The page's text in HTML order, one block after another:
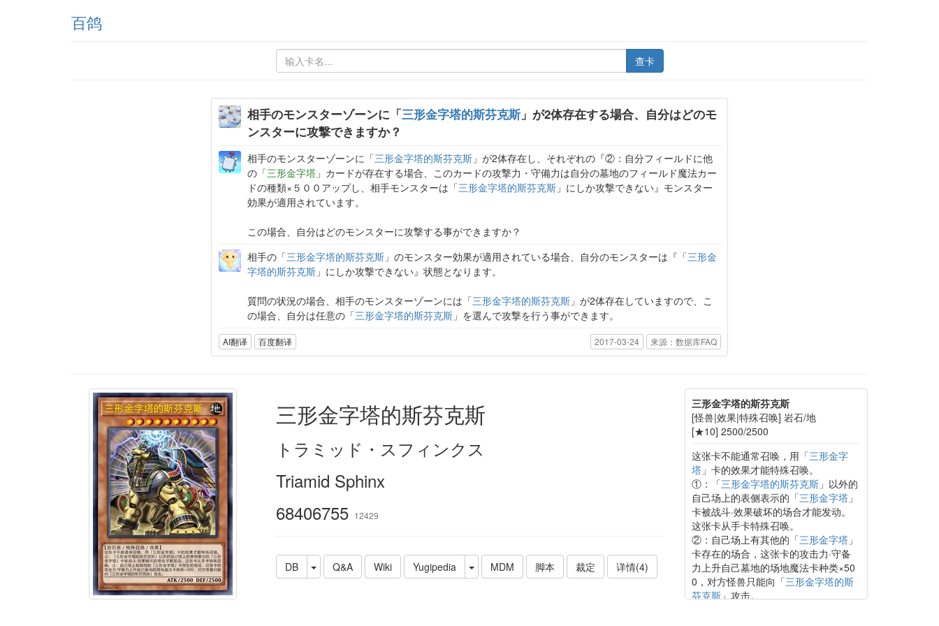
百鸽
查卡
相手のモンスターゾーンに「三形金字塔的斯芬克斯」が2体存在する場合、自分はどのモ
ンスターに攻撃できますか？
相手のモンスターゾーンに「三形金字塔的斯芬克斯 」が2体存在し、それぞれの『②：自分フィールドに他
の「三形金字塔 」カードが存在する場合、このカードの攻撃力・守備力は自分の墓地のフィールド魔法カー
ドの種類×５００アップし、相手モンスターは「三形金字塔的斯芬克斯 」にしか攻撃できない』モンスター
効果が適用されています。
この場合、自分はどのモンスターに攻撃する事ができますか？
相手の「三形金字塔的斯芬克斯 」のモンスター効果が適用されている場合、自分のモンスターは『「三形金
字塔的斯芬克斯 」にしか攻撃できない』状態となります。
質問の状況の場合、相手のモンスターゾーンには「三形金字塔的斯芬克斯 」が2体存在していますので、こ
の場合、自分は任意の「三形金字塔的斯芬克斯 」を選んで攻撃を行う事ができます。
AI翻译 百度翻译 2017-03-24 来源：数据库FAQ
三形金字塔的斯芬克斯
トラミッド・スフィンクス
Triamid Sphinx
68406755 12429
DB Q&A Wiki Yugipedia MDM 脚本 裁定 详情(4)
三形金字塔的斯芬克斯
[怪兽|效果|特殊召唤] 岩石/地
[★10] 2500/2500
这张卡不能通常召唤，用「三形金字
塔 」卡的效果才能特殊召唤。
①：「三形金字塔的斯芬克斯 」以外的
自己场上的表侧表示的「三形金字塔 」
卡被战斗·效果破坏的场合才能发动。
这张卡从手卡特殊召唤。
②：自己场上有其他的「三形金字塔 」
卡存在的场合，这张卡的攻击力·守备
力上升自己墓地的场地魔法卡种类×50
0，对方怪兽只能向「三形金字塔的斯
芬克斯 」攻击。